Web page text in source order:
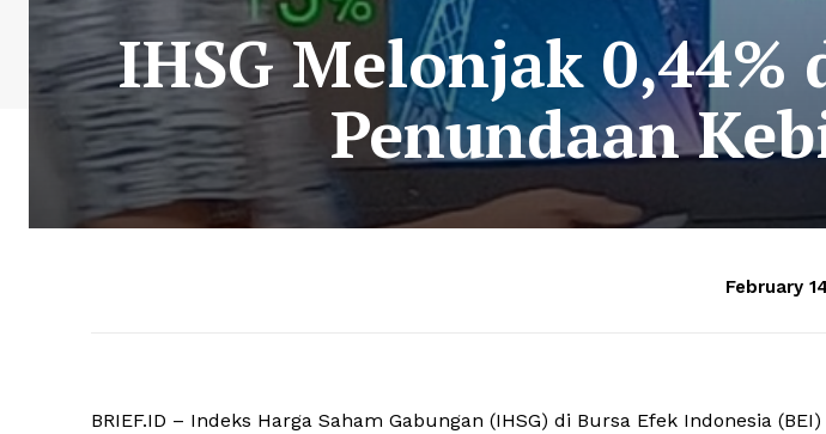
IHSG Melonjak
Penundaan
February
BRIEF.ID – Indeks Harga Saham Gabungan (IHSG) di Bursa Efek Indonesia